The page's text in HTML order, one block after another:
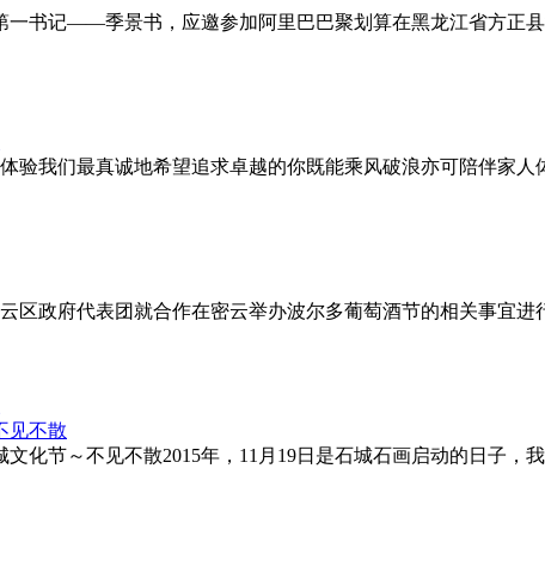
一书记——季景书，应邀参加阿里巴巴聚划算在黑龙江省方正
验我们最真诚地希望追求卓越的你既能乘风破浪亦可陪伴家
区政府代表团就合作在密云举办波尔多葡萄酒节的相关事宜
化节～不见不散2015年，11月19日是石城石画启动的日子